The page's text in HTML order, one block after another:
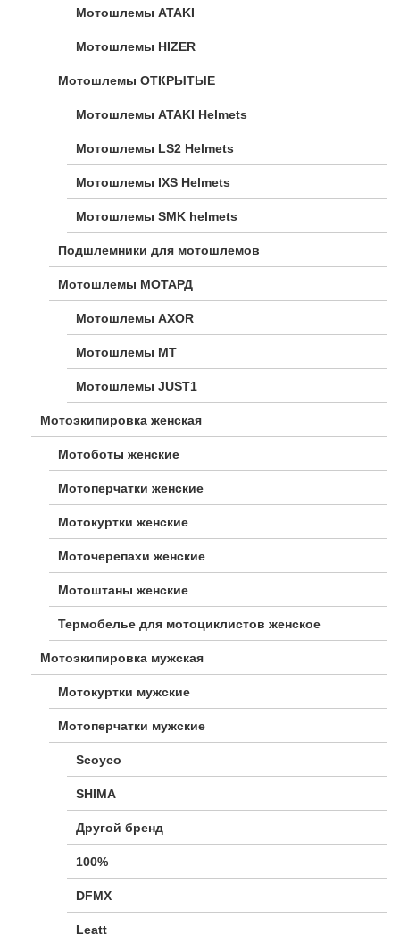
Мотошлемы ATAKI
Мотошлемы HIZER
Мотошлемы ОТКРЫТЫЕ
Мотошлемы ATAKI Helmets
Мотошлемы LS2 Helmets
Мотошлемы IXS Helmets
Мотошлемы SMK helmets
Подшлемники для мотошлемов
Мотошлемы МОТАРД
Мотошлемы AXOR
Мотошлемы MT
Мотошлемы JUST1
Мотоэкипировка женская
Мотоботы женские
Мотоперчатки женские
Мотокуртки женские
Моточерепахи женские
Мотоштаны женские
Термобелье для мотоциклистов женское
Мотоэкипировка мужская
Мотокуртки мужские
Мотоперчатки мужские
Scoyco
SHIMA
Другой бренд
100%
DFMX
Leatt